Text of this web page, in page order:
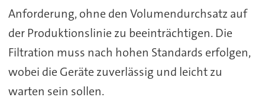
Anforderung, ohne den Volumendurchsatz auf
der Produktionslinie zu beeinträchtigen. Die
Filtration muss nach hohen Standards erfolgen,
wobei die Geräte zuverlässig und leicht zu
warten sein sollen.